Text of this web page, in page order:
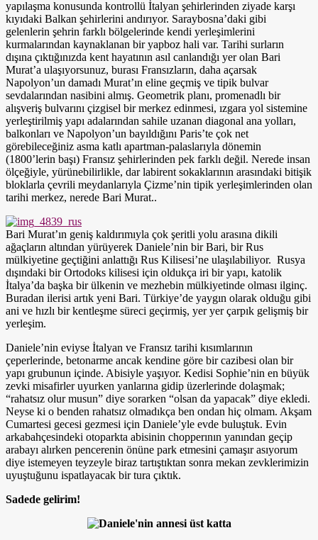
yapılaşma konusunda kontrollü İtalyan şehirlerinden ziyade karşı
kıyıdaki Balkan şehirlerini andırıyor. Saraybosna’daki gibi
gelenlerin şehrin farklı bölgelerinde kendi yerleşimlerini
kurmalarından kaynaklanan bir yapboz hali var. Tarihi surların
dışına çıktığınızda kent hayatının asıl canlandığı yer olan Bari
Murat’a ulaşıyorsunuz, burası Fransızların, daha açarsak
Napolyon’un damadı Murat’ın eline geçmiş ve tipik bulvar
sevdalarından nasibini almış. Geometrik planı, promenadlı bir
alışveriş bulvarını çizgisel bir merkez edinmesi, ızgara yol sistemine
yerleştirilmiş yapı adalarından sahile uzanan diagonal ana yolları,
balkonları ve Napolyon’un bayıldığını Paris’te çok net
görebileceğiniz asma katlı apartman-palaslarıyla dönemin
(1800’lerin başı) Fransız şehirlerinden pek farklı değil. Nerede insan
ölçeğiyle, yürünebilirlikle, dar labirent sokaklarının arasındaki bitişik
bloklarla çevrili meydanlarıyla Çizme’nin tipik yerleşimlerinden olan
tarihi merkez, nerede Bari Murat..
Bari Murat’ın geniş kaldırımıyla çok şeritli yolu arasına dikili
ağaçların altından yürüyerek Daniele’nin bir Bari, bir Rus
mülkiyetine geçtiğini anlattığı Rus Kilisesi’ne ulaşılabiliyor. Rusya
dışındaki bir Ortodoks kilisesi için oldukça iri bir yapı, katolik
İtalya’da başka bir ülkenin ve mezhebin mülkiyetinde olması ilginç.
Buradan ilerisi artık yeni Bari. Türkiye’de yaygın olarak olduğu gibi
ani ve hızlı bir kentleşme süreci geçirmiş, yer yer çarpık gelişmiş bir
yerleşim.
Daniele’nin eviyse İtalyan ve Fransız tarihi kısımlarının
çeperlerinde, betonarme ancak kendine göre bir cazibesi olan bir
yapı grubunun içinde. Abisiyle yaşıyor. Kedisi Sophie’nin en büyük
zevki misafirler uyurken yanlarına gidip üzerlerinde dolaşmak;
“rahatsız olur musun” diye sorarken “olsan da yapacak” diye ekledi.
Neyse ki o benden rahatsız olmadıkça ben ondan hiç olmam. Akşam
Cumartesi gecesi gezmesi için Daniele’yle evde buluştuk. Evin
arkabahçesindeki otoparkta abisinin chopperının yanından geçip
arabayı alırken pencerenin önüne park etmesini çamaşır asıyorum
diye istemeyen teyzeyle biraz tartıştıktan sonra mekan zevklerimizin
uyuştuğunu ispatlayacak bir tura çıktık.
Sadede gelirim!